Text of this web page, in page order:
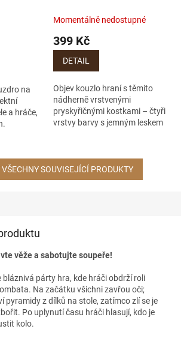
na
a hráče,
Momentálně nedostupné
399 Kč
DETAIL
Objev kouzlo hraní s těmito
nádherně vrstvenými
pryskyřičnými kostkami – čtyři
vrstvy barvy s jemným leskem
SOUVISEJÍCÍ PRODUKTY
věže a sabotujte soupeře!
bláznivá párty hra, kde hráči obdrží roli
Na začátku všichni zavřou oči;
pyramidy z dílků na stole, zatímco zlí se je
Po uplynutí času hráči hlasují, kdo je
kolo.